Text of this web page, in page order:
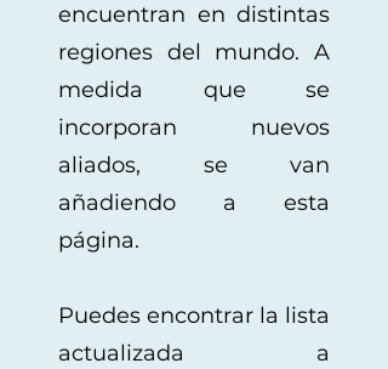
encuentran en distintas
regiones del mundo. A
medida que se
incorporan nuevos
aliados, se van
añadiendo a esta
página.
Puedes encontrar la lista
actualizada a